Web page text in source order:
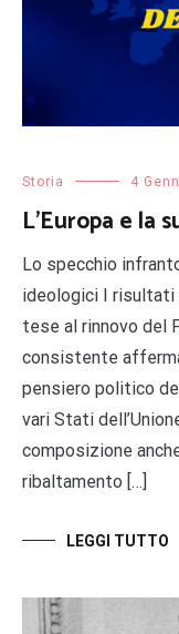
Storia 4
L’Europa e la
Lo specchio
ideologici I
tese al rinnovo del
consistente
pensiero politico
vari Stati
composizione
ribaltamento […]
LEGGI TUTTO